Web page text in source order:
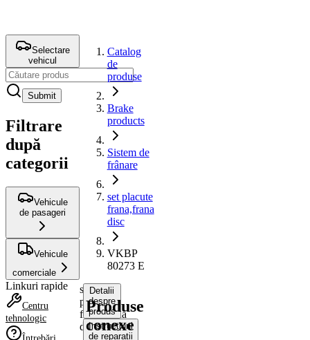
Selectare
vehicul
Submit
Filtrare
după
categorii
Vehicule
de pasageri
Vehicule
comerciale
Linkuri rapide
Centru
tehnologic
Catalog
de
produse
Brake
products
Sistem de
frânare
set placute
frana,frana
disc
VKBP
80273 E
set
placute
frana,frana
disc
Detalii
despre
produs
Instrucțiuni
de reparații
Produse
conexe